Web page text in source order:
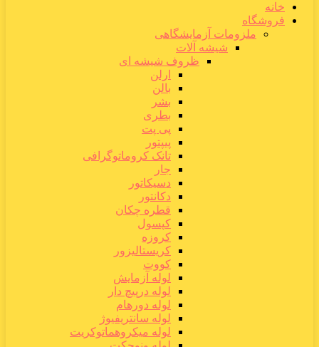
خانه
فروشگاه
ملزومات آزمایشگاهی
شیشه آلات
ظروف شیشه ای
ارلن
بالن
بشر
بطری
پی پت
پیپتور
تانک کروماتوگرافی
جار
دسیکاتور
دکانتور
قطره چکان
کپسول
کروزه
کریستالیزور
کووت
لوله آزمایش
لوله درپیچ دار
لوله دورهام
لوله سانتریفیوژ
لوله میکروهماتوکریت